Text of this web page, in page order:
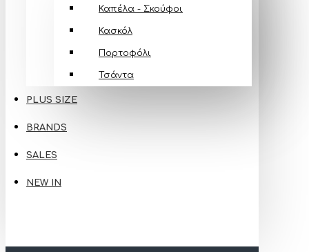
Καπέλα - Σκούφοι
Κασκόλ
Πορτοφόλι
Τσάντα
PLUS SIZE
BRANDS
SALES
NEW IN